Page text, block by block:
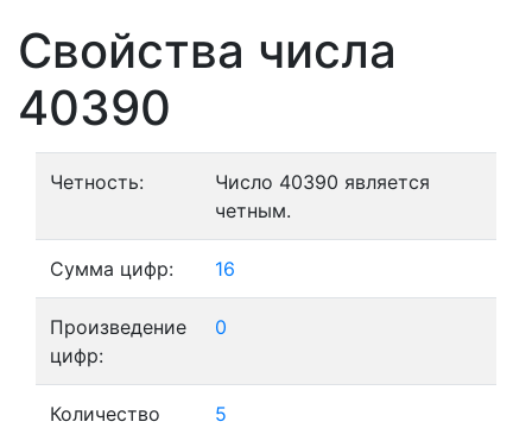
Свойства числа
40390
Четность:
Число 40390 является
четным.
Сумма цифр: 16
Произведение
цифр:
0
Количество
5